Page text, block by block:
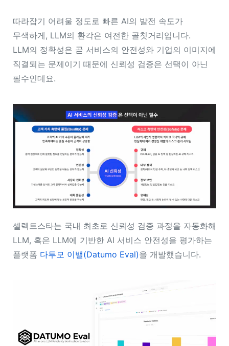
따라잡기 어려울 정도로 빠른 AI의 발전 속도가
무색하게, LLM의 환각은 여전한 골칫거리입니다.
LLM의 정확성은 곧 서비스의 안전성와 기업의 이미지에
직결되는 문제이기 때문에 신뢰성 검증은 선택이 아닌
필수인데요.
셀렉트스타는 국내 최초로 신뢰성 검증 과정을 자동화해
LLM, 혹은 LLM에 기반한 AI 서비스 안전성을 평가하는
플랫폼 다투모 이밸(Datumo Eval)을 개발했습니다.